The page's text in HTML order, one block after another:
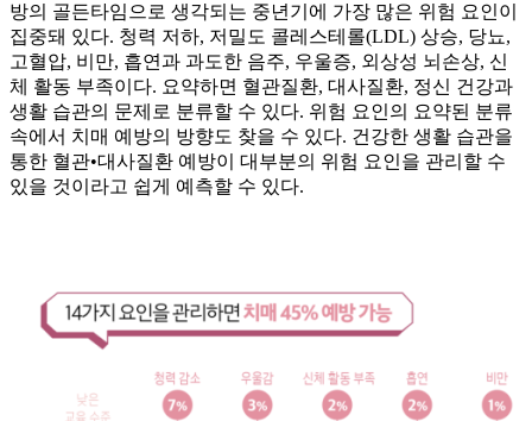
방의 골든타임으로 생각되는 중년기에 가장 많은 위험 요인이
집중돼 있다. 청력 저하, 저밀도 콜레스테롤(LDL) 상승, 당뇨,
고혈압, 비만, 흡연과 과도한 음주, 우울증, 외상성 뇌손상, 신
체 활동 부족이다. 요약하면 혈관질환, 대사질환, 정신 건강과
생활 습관의 문제로 분류할 수 있다. 위험 요인의 요약된 분류
속에서 치매 예방의 방향도 찾을 수 있다. 건강한 생활 습관을
통한 혈관•대사질환 예방이 대부분의 위험 요인을 관리할 수
있을 것이라고 쉽게 예측할 수 있다.